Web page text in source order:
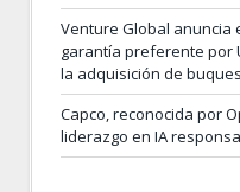
Venture Global anuncia
garantía preferente por
la adquisición de buques
Capco, reconocida por
liderazgo en IA